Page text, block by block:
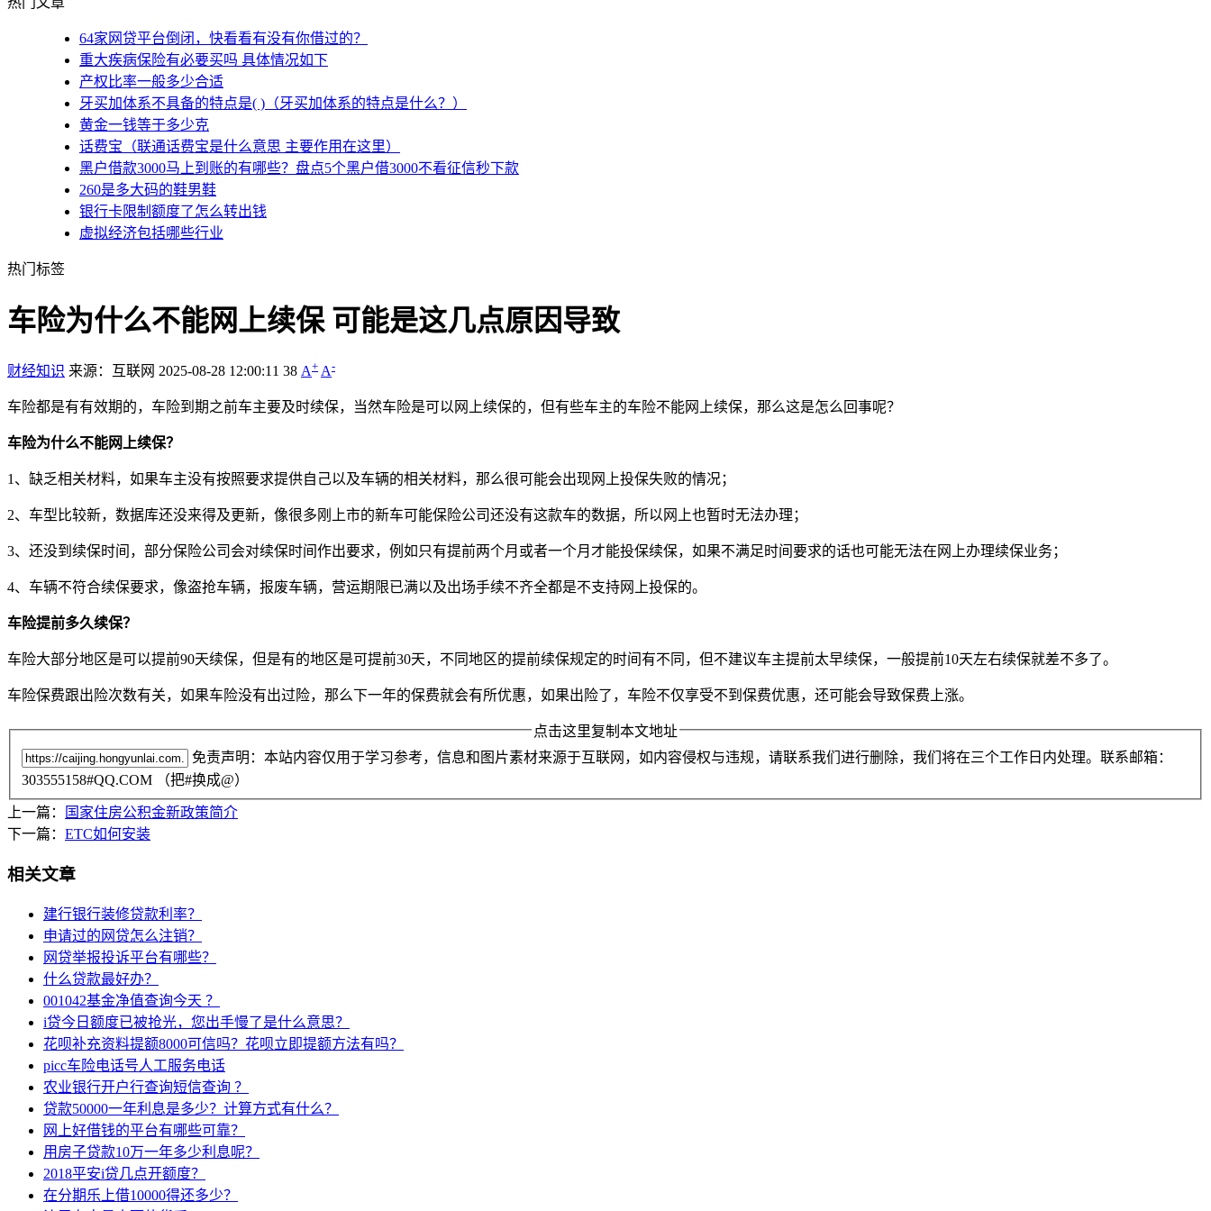
64家网贷平台倒闭，快看看有没有你借过的？
重大疾病保险有必要买吗 具体情况如下
产权比率一般多少合适
牙买加体系不具备的特点是( )（牙买加体系的特点是什么？）
黄金一钱等于多少克
话费宝（联通话费宝是什么意思 主要作用在这里）
黑户借款3000马上到账的有哪些？盘点5个黑户借3000不看征信秒下款
260是多大码的鞋男鞋
银行卡限制额度了怎么转出钱
虚拟经济包括哪些行业
热门标签
车险为什么不能网上续保 可能是这几点原因导致
财经知识 来源：互联网 2025-08-28 12:00:11 38 A+ A-
车险都是有有效期的，车险到期之前车主要及时续保，当然车险是可以网上续保的，但有些车主的车险不能网上续保，那么这是怎么回事呢？
车险为什么不能网上续保？
1、缺乏相关材料，如果车主没有按照要求提供自己以及车辆的相关材料，那么很可能会出现网上投保失败的情况；
2、车型比较新，数据库还没来得及更新，像很多刚上市的新车可能保险公司还没有这款车的数据，所以网上也暂时无法办理；
3、还没到续保时间，部分保险公司会对续保时间作出要求，例如只有提前两个月或者一个月才能投保续保，如果不满足时间要求的话也可能无法在网上办理续保业务；
4、车辆不符合续保要求，像盗抢车辆，报废车辆，营运期限已满以及出场手续不齐全都是不支持网上投保的。
车险提前多久续保？
车险大部分地区是可以提前90天续保，但是有的地区是可提前30天，不同地区的提前续保规定的时间有不同，但不建议车主提前太早续保，一般提前10天左右续保就差不多了。
车险保费跟出险次数有关，如果车险没有出过险，那么下一年的保费就会有所优惠，如果出险了，车险不仅享受不到保费优惠，还可能会导致保费上涨。
点击这里复制本文地址
免责声明：本站内容仅用于学习参考，信息和图片素材来源于互联网，如内容侵权与违规，请联系我们进行删除，我们将在三个工作日内处理。联系邮箱：
303555158#QQ.COM （把#换成@）
上一篇：
国家住房公积金新政策简介
下一篇： ETC如何安装
相关文章
建行银行装修贷款利率？
申请过的网贷怎么注销？
网贷举报投诉平台有哪些？
什么贷款最好办？
001042基金净值查询今天 ？
i贷今日额度已被抢光，您出手慢了是什么意思？
花呗补充资料提额8000可信吗？花呗立即提额方法有吗？
picc车险电话号人工服务电话
农业银行开户行查询短信查询 ？
贷款50000一年利息是多少？计算方式有什么？
网上好借钱的平台有哪些可靠？
用房子贷款10万一年多少利息呢？
2018平安i贷几点开额度？
在分期乐上借10000得还多少？